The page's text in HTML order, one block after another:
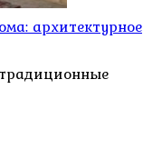
архитектурное